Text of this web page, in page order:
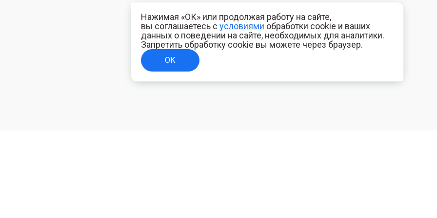
Нажимая «ОК» или продолжая работу на сайте,
вы соглашаетесь с условиями обработки cookie и ваших
данных о поведении на сайте, необходимых для аналитики.
Запретить обработку cookie вы можете через браузер.
ОК